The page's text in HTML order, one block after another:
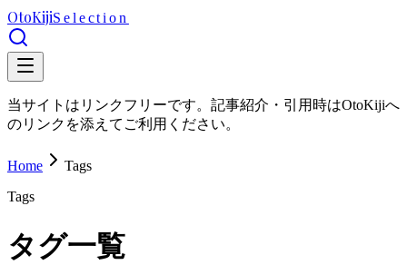
OtoKijiSelection
当サイトはリンクフリーです。記事紹介・引用時はOtoKijiへ
のリンクを添えてご利用ください。
Home
Tags
Tags
タグ一覧